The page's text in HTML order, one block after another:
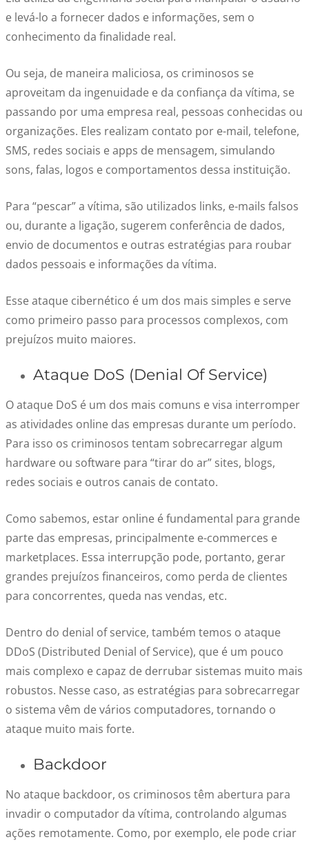
e levá-lo a fornecer dados e informações, sem o
conhecimento da finalidade real.
Ou seja, de maneira maliciosa, os criminosos se
aproveitam da ingenuidade e da confiança da vítima, se
passando por uma empresa real, pessoas conhecidas ou
organizações. Eles realizam contato por e-mail, telefone,
SMS, redes sociais e apps de mensagem, simulando
sons, falas, logos e comportamentos dessa instituição.
Para “pescar” a vítima, são utilizados links, e-mails falsos
ou, durante a ligação, sugerem conferência de dados,
envio de documentos e outras estratégias para roubar
dados pessoais e informações da vítima.
Esse ataque cibernético é um dos mais simples e serve
como primeiro passo para processos complexos, com
prejuízos muito maiores.
Ataque DoS (Denial Of Service)
O ataque DoS é um dos mais comuns e visa interromper
as atividades online das empresas durante um período.
Para isso os criminosos tentam sobrecarregar algum
hardware ou software para “tirar do ar” sites, blogs,
redes sociais e outros canais de contato.
Como sabemos, estar online é fundamental para grande
parte das empresas, principalmente e-commerces e
marketplaces. Essa interrupção pode, portanto, gerar
grandes prejuízos financeiros, como perda de clientes
para concorrentes, queda nas vendas, etc.
Dentro do denial of service, também temos o ataque
DDoS (Distributed Denial of Service), que é um pouco
mais complexo e capaz de derrubar sistemas muito mais
robustos. Nesse caso, as estratégias para sobrecarregar
o sistema vêm de vários computadores, tornando o
ataque muito mais forte.
Backdoor
No ataque backdoor, os criminosos têm abertura para
invadir o computador da vítima, controlando algumas
ações remotamente. Como, por exemplo, ele pode criar